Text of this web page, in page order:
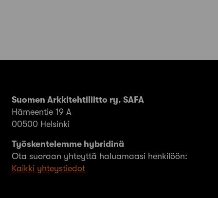
Suomen Arkkitehtiliitto ry. SAFA
Hämeentie 19 A
00500 Helsinki
Työskentelemme hybridinä
Ota suoraan yhteyttä haluamaasi henkilöön:
Kaikki yhteystiedot